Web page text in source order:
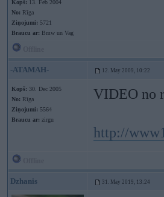
Kopš: 13. Feb 2004
No: Rīga
Ziņojumi: 5721
Braucu ar: Bmw un Vag
-ATAMAH- 12. May 2009, 10:22
Kopš: 30. Dec 2005
No: Rīga
Ziņojumi: 5564
Braucu ar: zirgu
VIDEO no
http://
Dzhanis 31. May 2019, 13:24